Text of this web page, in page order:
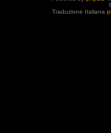
Traduzione Italiana